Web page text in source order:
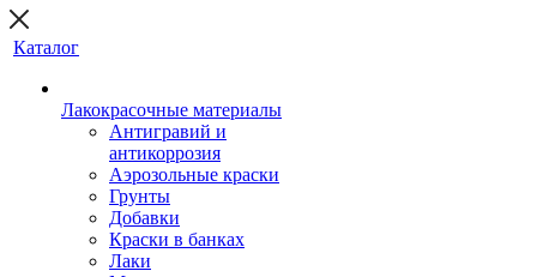
Каталог
Лакокрасочные материалы
Антигравий и
антикоррозия
Аэрозольные краски
Грунты
Добавки
Краски в банках
Лаки